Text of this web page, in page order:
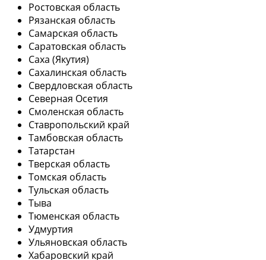
Ростовская область
Рязанская область
Самарская область
Саратовская область
Саха (Якутия)
Сахалинская область
Свердловская область
Северная Осетия
Смоленская область
Ставропольский край
Тамбовская область
Татарстан
Тверская область
Томская область
Тульская область
Тыва
Тюменская область
Удмуртия
Ульяновская область
Хабаровский край